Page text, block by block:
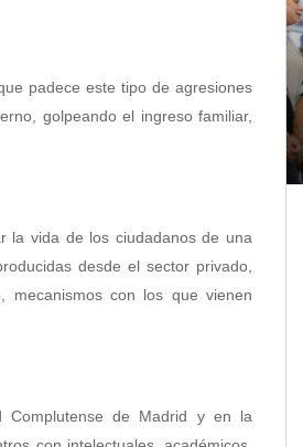
padece este tipo de agresiones
golpeando el ingreso familiar,
la vida de los ciudadanos de una
desde el sector privado,
mecanismos con los que vienen
Complutense de Madrid y en la